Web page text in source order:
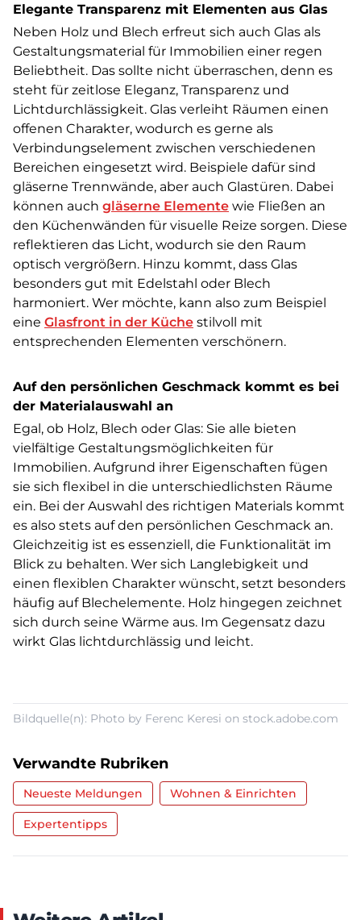
Elegante Transparenz mit Elementen aus Glas
Neben Holz und Blech erfreut sich auch Glas als
Gestaltungsmaterial für Immobilien einer regen
Beliebtheit. Das sollte nicht überraschen, denn es
steht für zeitlose Eleganz, Transparenz und
Lichtdurchlässigkeit. Glas verleiht Räumen einen
offenen Charakter, wodurch es gerne als
Verbindungselement zwischen verschiedenen
Bereichen eingesetzt wird. Beispiele dafür sind
gläserne Trennwände, aber auch Glastüren. Dabei
können auch gläserne Elemente wie Fließen an
den Küchenwänden für visuelle Reize sorgen. Diese
reflektieren das Licht, wodurch sie den Raum
optisch vergrößern. Hinzu kommt, dass Glas
besonders gut mit Edelstahl oder Blech
harmoniert. Wer möchte, kann also zum Beispiel
eine Glasfront in der Küche stilvoll mit
entsprechenden Elementen verschönern.
Auf den persönlichen Geschmack kommt es bei
der Materialauswahl an
Egal, ob Holz, Blech oder Glas: Sie alle bieten
vielfältige Gestaltungsmöglichkeiten für
Immobilien. Aufgrund ihrer Eigenschaften fügen
sie sich flexibel in die unterschiedlichsten Räume
ein. Bei der Auswahl des richtigen Materials kommt
es also stets auf den persönlichen Geschmack an.
Gleichzeitig ist es essenziell, die Funktionalität im
Blick zu behalten. Wer sich Langlebigkeit und
einen flexiblen Charakter wünscht, setzt besonders
häufig auf Blechelemente. Holz hingegen zeichnet
sich durch seine Wärme aus. Im Gegensatz dazu
wirkt Glas lichtdurchlässig und leicht.
Bildquelle(n): Photo by Ferenc Keresi on stock.adobe.com
Verwandte Rubriken
Neueste Meldungen Wohnen & Einrichten
Expertentipps